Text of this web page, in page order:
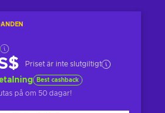
Priset är inte slutgiltigt
Best cashback
på om 50 dagar!